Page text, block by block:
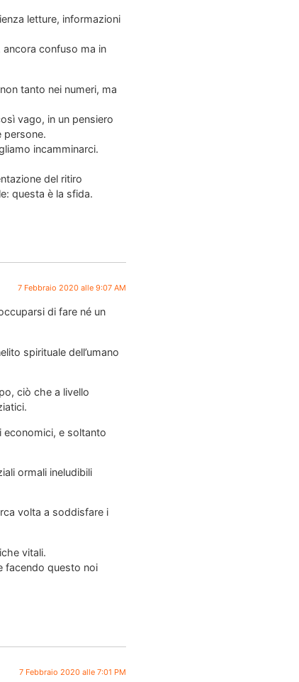
letture, informazioni
confuso ma in
tanto nei numeri, ma
vago, in un pensiero
persone.
incamminarci.
del ritiro
questa è la sfida.
7 Febbraio 2020 alle 9:07 AM
di fare né un
spirituale dell’umano
ciò che a livello
economici, e soltanto
ormali ineludibili
volta a soddisfare i
vitali.
facendo questo noi
7 Febbraio 2020 alle 7:01 PM